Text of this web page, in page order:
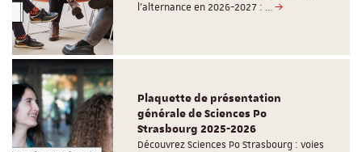
l'alternance en 2026-2027 : …
Plaquette de présentation
générale de Sciences Po
Strasbourg 2025-2026
Découvrez Sciences Po Strasbourg : voies